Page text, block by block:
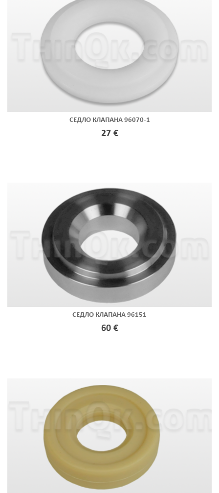
СЕДЛО КЛАПАНА 96070-1
27 €
СЕДЛО КЛАПАНА 96151
60 €